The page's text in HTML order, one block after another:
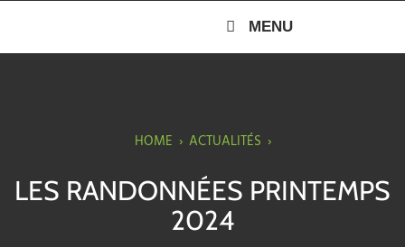
MENU
HOME › ACTUALITÉS ›
LES RANDONNÉES PRINTEMPS
2024